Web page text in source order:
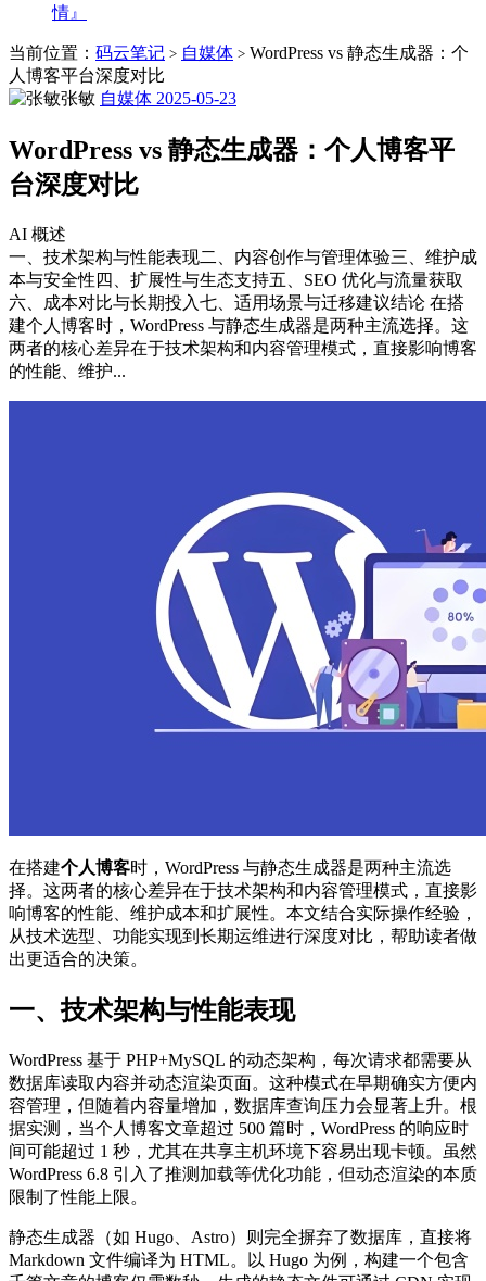
情』
当前位置： 码云笔记 > 自媒体 > WordPress vs 静态生成器：个
人博客平台深度对比
张敏 自媒体 2025-05-23
WordPress vs 静态生成器：个人博客平
台深度对比
AI 概述
一、技术架构与性能表现二、内容创作与管理体验三、维护成
本与安全性四、扩展性与生态支持五、SEO 优化与流量获取
六、成本对比与长期投入七、适用场景与迁移建议结论 在搭
建个人博客时，WordPress 与静态生成器是两种主流选择。这
两者的核心差异在于技术架构和内容管理模式，直接影响博客
的性能、维护...
在搭建个人博客时，WordPress 与静态生成器是两种主流选
择。这两者的核心差异在于技术架构和内容管理模式，直接影
响博客的性能、维护成本和扩展性。本文结合实际操作经验，
从技术选型、功能实现到长期运维进行深度对比，帮助读者做
出更适合的决策。
一、技术架构与性能表现
WordPress 基于 PHP+MySQL 的动态架构，每次请求都需要从
数据库读取内容并动态渲染页面。这种模式在早期确实方便内
容管理，但随着内容量增加，数据库查询压力会显著上升。根
据实测，当个人博客文章超过 500 篇时，WordPress 的响应时
间可能超过 1 秒，尤其在共享主机环境下容易出现卡顿。虽然
WordPress 6.8 引入了推测加载等优化功能，但动态渲染的本质
限制了性能上限。
静态生成器（如 Hugo、Astro）则完全摒弃了数据库，直接将
Markdown 文件编译为 HTML。以 Hugo 为例，构建一个包含